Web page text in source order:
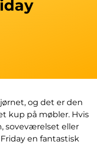
og det er den
kup på møbler. Hvis
soveværelset eller
en fantastisk